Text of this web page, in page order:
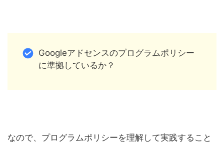
Googleアドセンスのプログラムポリシー
に準拠しているか？
なので、プログラムポリシーを理解して実践すること